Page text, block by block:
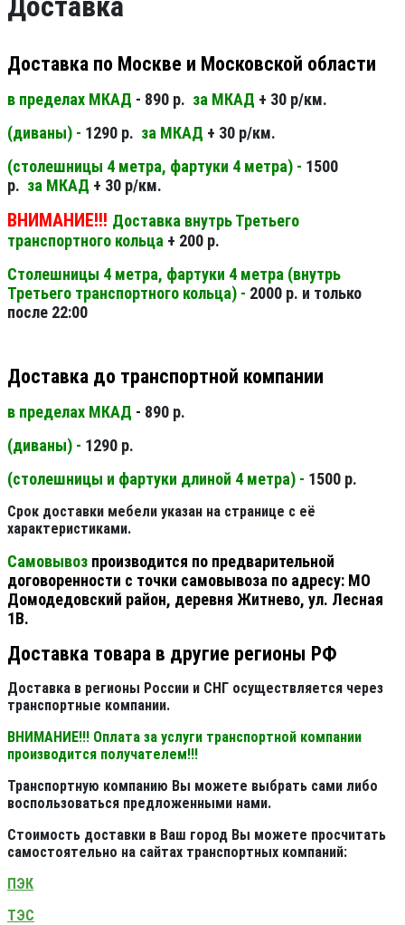
Доставка по Москве и Московской области
в пределах МКАД - 890 р. за МКАД + 30 р/км.
(диваны) - 1290 р. за МКАД + 30 р/км.
(столешницы 4 метра, фартуки 4 метра) - 1500
р. за МКАД + 30 р/км.
ВНИМАНИЕ!!! Доставка внутрь Третьего
транспортного кольца + 200 р.
Столешницы 4 метра, фартуки 4 метра (внутрь
Третьего транспортного кольца) - 2000 р. и только
после 22:00
Доставка до транспортной компании
в пределах МКАД - 890 р.
(диваны) - 1290 р.
(столешницы и фартуки длиной 4 метра) - 1500 р.
Срок доставки мебели указан на странице с её
характеристиками.
Самовывоз производится по предварительной
договоренности с точки самовывоза по адресу: МО
Домодедовский район, деревня Житнево, ул. Лесная
1В.
Доставка товара в другие регионы РФ
Доставка в регионы России и СНГ осуществляется через
транспортные компании.
ВНИМАНИЕ!!! Оплата за услуги транспортной компании
производится получателем!!!
Транспортную компанию Вы можете выбрать сами либо
воспользоваться предложенными нами.
Стоимость доставки в Ваш город Вы можете просчитать
самостоятельно на сайтах транспортных компаний:
ПЭК
ТЭС